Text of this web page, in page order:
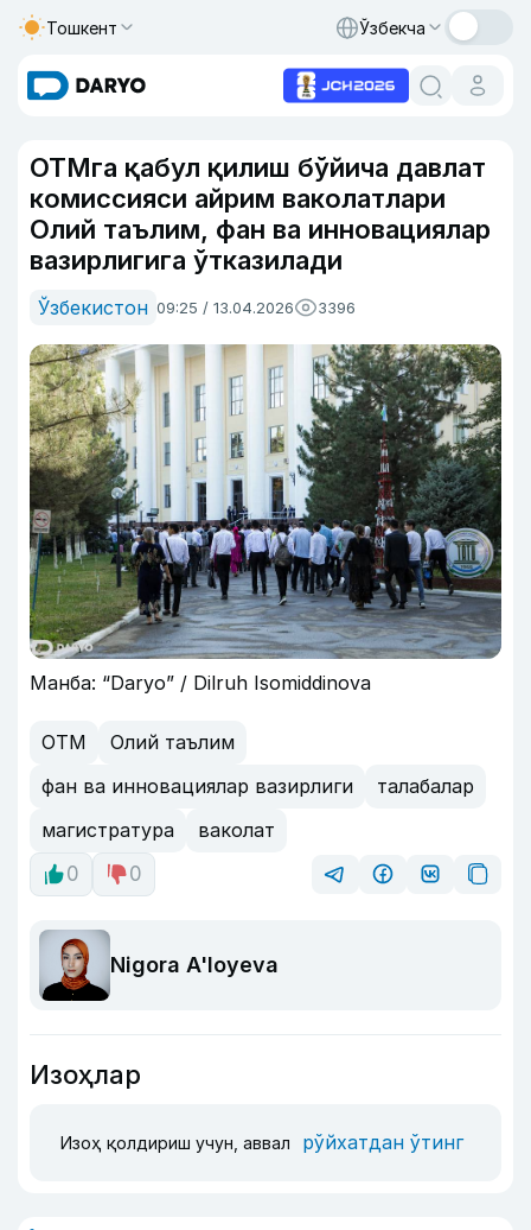
Тошкент Ўзбекча
ОТМга қабул қилиш бўйича давлат
комиссияси айрим ваколатлари
Олий таълим, фан ва инновациялар
вазирлигига ўтказилади
Ўзбекистон 09:25 / 13.04.2026 3396
Манба: “Daryo” / Dilruh Isomiddinova
ОТМ
Олий таълим
фан ва инновациялар вазирлиги
талабалар
магистратура
ваколат
0
0
Nigora A'loyeva
Изоҳлар
Изоҳ қолдириш учун, аввал рўйхатдан ўтинг